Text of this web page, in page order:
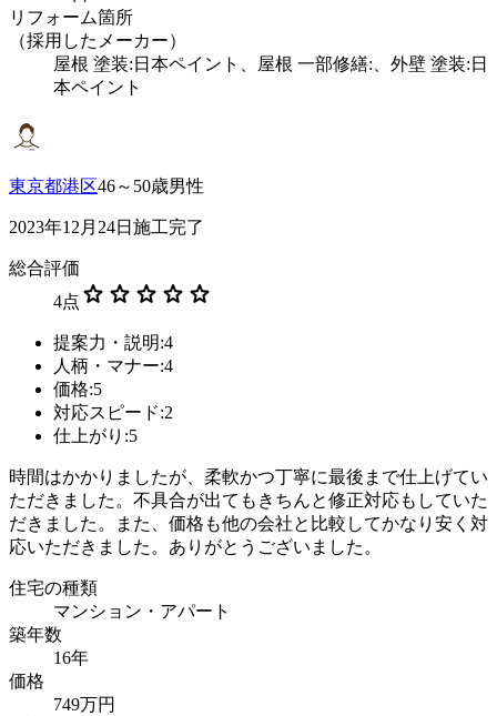
リフォーム箇所
（採用したメーカー）
屋根 塗装:日本ペイント、屋根 一部修繕:、外壁 塗装:日
本ペイント
東京都港区46～50歳男性
2023年12月24日施工完了
総合評価
4点 star star star star star
提案力・説明:4
人柄・マナー:4
価格:5
対応スピード:2
仕上がり:5
時間はかかりましたが、柔軟かつ丁寧に最後まで仕上げてい
ただきました。不具合が出てもきちんと修正対応もしていた
だきました。また、価格も他の会社と比較してかなり安く対
応いただきました。ありがとうございました。
住宅の種類
マンション・アパート
築年数
16年
価格
749万円